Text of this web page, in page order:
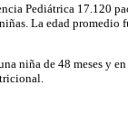
Pediátrica 17.120
La edad promedio
niña de 48 meses y